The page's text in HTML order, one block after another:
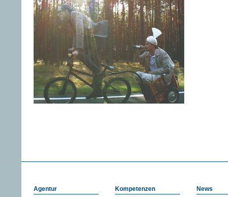
Agentur
Kompetenzen
News